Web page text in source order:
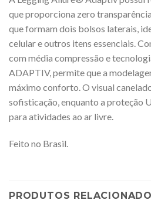
que proporciona zero
que formam dois bolsos laterais,
celular e outros itens essenciais.
com média compressão e
ADAPTIV, permite que a
máximo conforto. O visual
sofisticação, enquanto a proteção
para atividades ao ar livre.
Feito no Brasil.
PRODUTOS